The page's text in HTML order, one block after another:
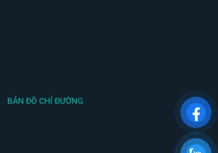
BẢN ĐỒ CHỈ ĐƯỜNG